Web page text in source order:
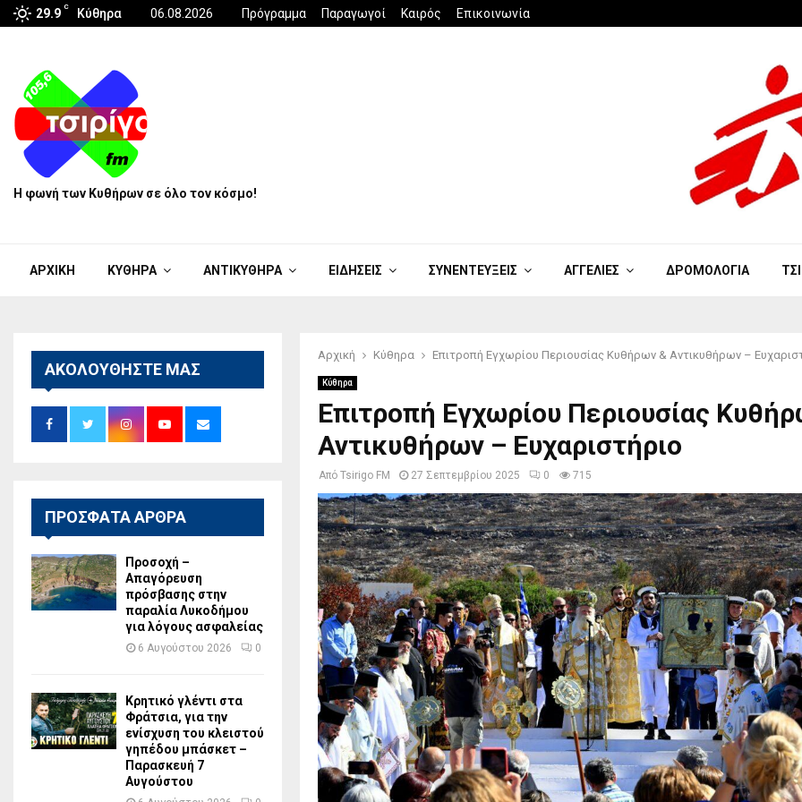
29.9 C Κύθηρα 06.08.2026 Πρόγραμμα Παραγωγοί Καιρός Επικοινωνία
Η φωνή των Κυθήρων σε όλο τον κόσμο!
ΑΡΧΙΚΗ ΚΥΘΗΡΑ ΑΝΤΙΚΥΘΗΡΑ ΕΙΔΗΣΕΙΣ ΣΥΝΕΝΤΕΥΞΕΙΣ ΑΓΓΕΛΙΕΣ ΔΡΟΜΟΛΟΓΙΑ
Αρχική Κύθηρα Επιτροπή Εγχωρίου Περιουσίας Κυθήρων & Αντικυθήρων –
Κύθηρα
Επιτροπή Εγχωρίου Περιουσίας
Αντικυθήρων – Ευχαριστήριο
Από Tsirigo FM 27 Σεπτεμβρίου 2025 0 715
ΑΚΟΛΟΥΘΗΣΤΕ ΜΑΣ
ΠΡΟΣΦΑΤΑ ΑΡΘΡΑ
Προσοχή –
Απαγόρευση
πρόσβασης στην
παραλία Λυκοδήμου
για λόγους ασφαλείας
6 Αυγούστου 2026 0
Κρητικό γλέντι στα
Φράτσια, για την
ενίσχυση του κλειστού
γηπέδου μπάσκετ –
Παρασκευή 7
Αυγούστου